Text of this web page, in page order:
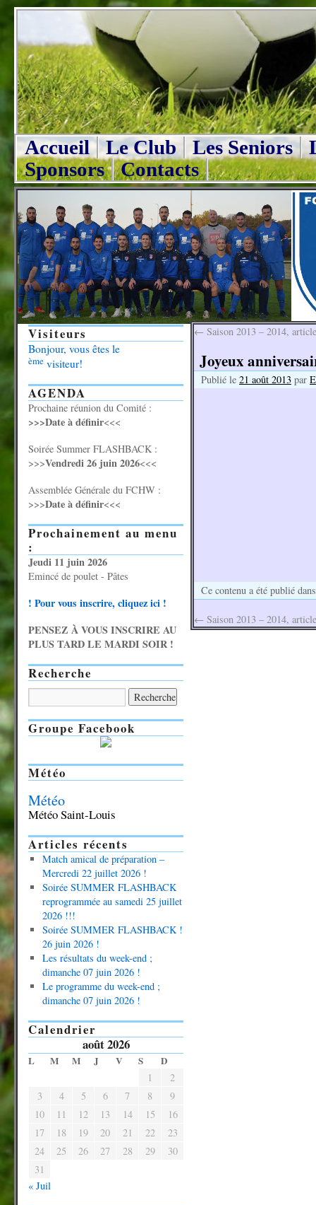
Accueil Le Club Les Seniors
Sponsors
Contacts
← Saison 2013 – 2014,
Joyeux
Publié le 21 août 2013 par
Ce contenu a été publié
← Saison 2013 – 2014,
Visiteurs
Bonjour, vous êtes le
ème visiteur!
AGENDA
Prochaine réunion du Comité :
>>>Date à définir<<<
Soirée Summer FLASHBACK :
>>>Vendredi 26 juin 2026<<<
Assemblée Générale du FCHW :
>>>Date à définir<<<
Prochainement au menu
:
Jeudi 11 juin 2026
Emincé de poulet - Pâtes
! Pour vous inscrire, cliquez ici !
PENSEZ À VOUS INSCRIRE AU
PLUS TARD LE MARDI SOIR !
Recherche
Groupe Facebook
Météo
Météo
Météo Saint-Louis
Articles récents
Match amical de préparation –
Mercredi 22 juillet 2026 !
Soirée SUMMER FLASHBACK
reprogrammée au samedi 25 juillet
2026 !!!
Soirée SUMMER FLASHBACK !
26 juin 2026 !
Les résultats du week-end ;
dimanche 07 juin 2026 !
Le programme du week-end ;
dimanche 07 juin 2026 !
Calendrier
août 2026
L M M J V S D
1
2
3
4 5 6 7 8
9
10
11 12 13 14 15
16
17
18 19 20 21 22
23
24
25 26 27 28 29
30
31
« Juil